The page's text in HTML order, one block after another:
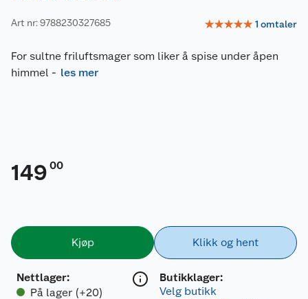
Art nr: 9788230327685 ☆☆☆☆☆ 1 omtaler
For sultne friluftsmager som liker å spise under åpen
himmel - les mer
149 00
Kjøp
Nettlager:
På lager (+20)
Klikk og hent
Butikklager:
Velg butikk